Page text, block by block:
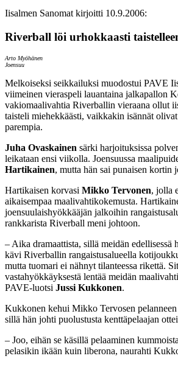
Iisalmen Sanomat kirjoitti 10.9.2006:
Riverball löi urhokkaasti
Arto Myöhänen
Joensuu
Melkoiseksi seikkailuksi muodostui PAVE
viimeinen vieraspeli lauantaina jalkapallon
vakiomaalivahtia Riverballin vieraana ollut
taisteli miehekkäästi, vaikkakin isännät
parempia.
Juha Ovaskainen särki harjoituksissa
leikataan ensi viikolla. Joensuussa
Hartikainen, mutta hän sai punaisen kortin
Hartikaisen korvasi Mikko Tervonen, jolla
aikaisempaa maalivahtikokemusta.
joensuulaishyökkääjän jalkoihin
rankkarista Riverball meni johtoon.
– Aika dramaattista, sillä meidän edellisessä
kävi Riverballin rangaistusalueella
mutta tuomari ei nähnyt tilanteessa rikettä.
vastahyökkäyksestä lentää meidän
PAVE-luotsi Jussi Kukkonen.
Kukkonen kehui Mikko Tervosen
sillä hän johti puolustusta kenttäpelaajan
– Joo, eihän se käsillä pelaaminen
pelasikin ikään kuin liberona, naurahti